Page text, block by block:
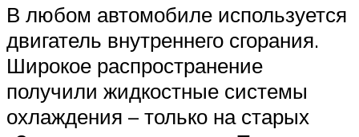
В любом автомобиле используется
двигатель внутреннего сгорания.
Широкое распространение
получили жидкостные системы
охлаждения – только на старых